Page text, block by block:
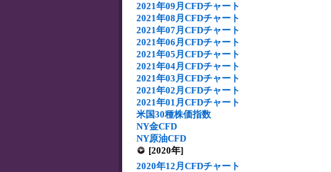
2021年09月CFDチャート
2021年08月CFDチャート
2021年07月CFDチャート
2021年06月CFDチャート
2021年05月CFDチャート
2021年04月CFDチャート
2021年03月CFDチャート
2021年02月CFDチャート
2021年01月CFDチャート
米国30種株価指数
NY金CFD
NY原油CFD
[2020年]
2020年12月CFDチャート